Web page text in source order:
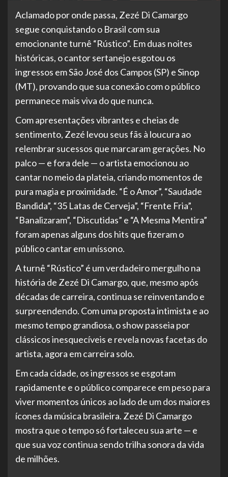
Aclamado por onde passa, Zezé Di Camargo
segue conquistando o Brasil com sua
emocionante turnê “Rústico”. Em duas noites
históricas, o cantor sertanejo esgotou os
ingressos em São José dos Campos (SP) e Sinop
(MT), provando que sua conexão com o público
permanece mais viva do que nunca.
Com apresentações vibrantes e cheias de
sentimento, Zezé levou seus fãs à loucura ao
relembrar sucessos que marcaram gerações. No
palco — e fora dele — o artista emocionou ao
cantar no meio da plateia, criando momentos de
pura magia e proximidade. “É o Amor”, “Saudade
Bandida”, “35 Latas de Cerveja”, “Frente Fria”,
“Banalizaram”, “Discutidas” e “A Mesma Mentira”
foram apenas alguns dos hits que fizeram o
público cantar em uníssono.
A turnê “Rústico” é um verdadeiro mergulho na
história de Zezé Di Camargo, que, mesmo após
décadas de carreira, continua se reinventando e
surpreendendo. Com uma proposta intimista e ao
mesmo tempo grandiosa, o show passeia por
clássicos inesquecíveis e revela novas facetas do
artista, agora em carreira solo.
Em cada cidade, os ingressos se esgotam
rapidamente e o público comparece em peso para
viver momentos únicos ao lado de um dos maiores
ícones da música brasileira. Zezé Di Camargo
mostra que o tempo só fortaleceu sua arte — e
que sua voz continua sendo trilha sonora da vida
de milhões.